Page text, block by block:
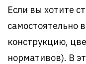
Если вы хотите
самостоятельно
конструкцию,
нормативов). В